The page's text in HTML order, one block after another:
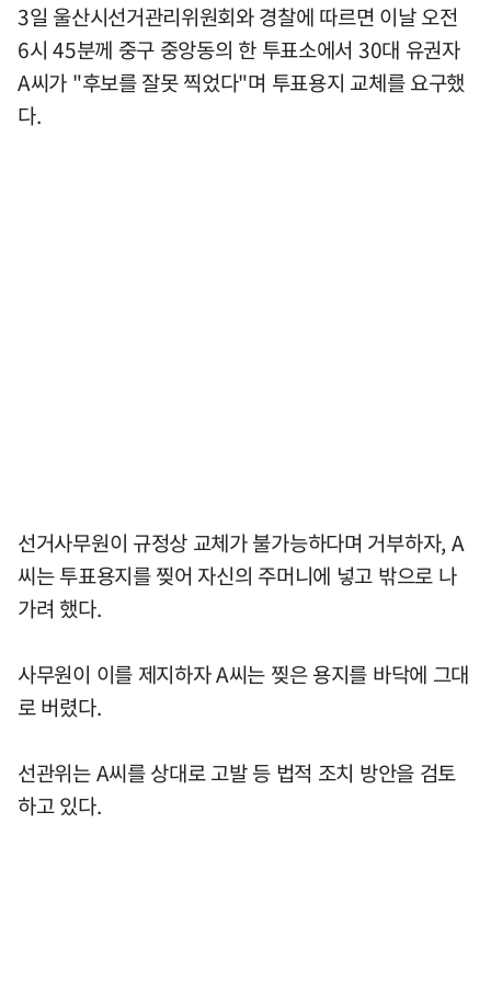
3일 울산시선거관리위원회와 경찰에 따르면 이날 오전
6시 45분께 중구 중앙동의 한 투표소에서 30대 유권자
A씨가 "후보를 잘못 찍었다"며 투표용지 교체를 요구했
다.
선거사무원이 규정상 교체가 불가능하다며 거부하자, A
씨는 투표용지를 찢어 자신의 주머니에 넣고 밖으로 나
가려 했다.
사무원이 이를 제지하자 A씨는 찢은 용지를 바닥에 그대
로 버렸다.
선관위는 A씨를 상대로 고발 등 법적 조치 방안을 검토
하고 있다.